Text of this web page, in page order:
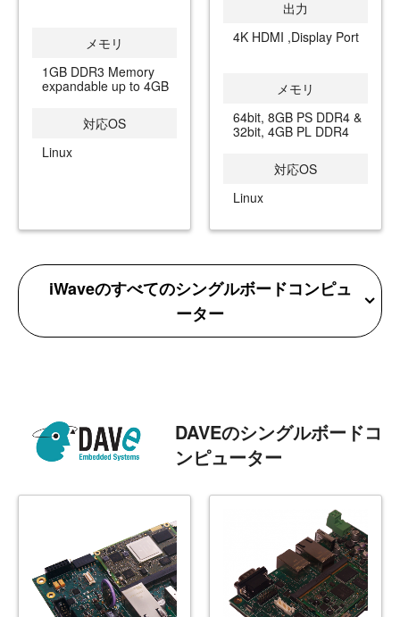
メモリ
1GB DDR3 Memory
expandable up to 4GB
対応OS
Linux
出力
4K HDMI ,Display Port
メモリ
64bit, 8GB PS DDR4 &
32bit, 4GB PL DDR4
対応OS
Linux
iWaveのすべてのシングルボードコンピュ
ーター
DAVEのシングルボードコ
ンピューター